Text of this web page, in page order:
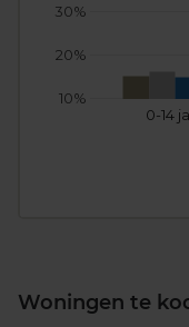
0-14
10%
20%
30%
Woningen te